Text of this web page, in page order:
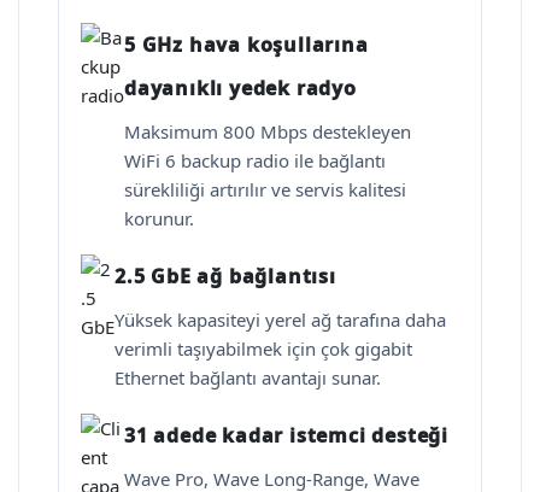
5 GHz hava koşullarına
dayanıklı yedek radyo
Maksimum 800 Mbps destekleyen
WiFi 6 backup radio ile bağlantı
sürekliliği artırılır ve servis kalitesi
korunur.
2.5 GbE ağ bağlantısı
Yüksek kapasiteyi yerel ağ tarafına daha
verimli taşıyabilmek için çok gigabit
Ethernet bağlantı avantajı sunar.
31 adede kadar istemci desteği
Wave Pro, Wave Long-Range, Wave